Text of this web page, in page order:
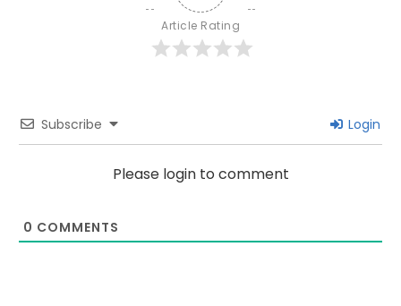
Article Rating
Subscribe Login
Please login to comment
0 COMMENTS